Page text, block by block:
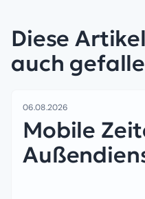
Diese
auch
06.08.2026
Mobile